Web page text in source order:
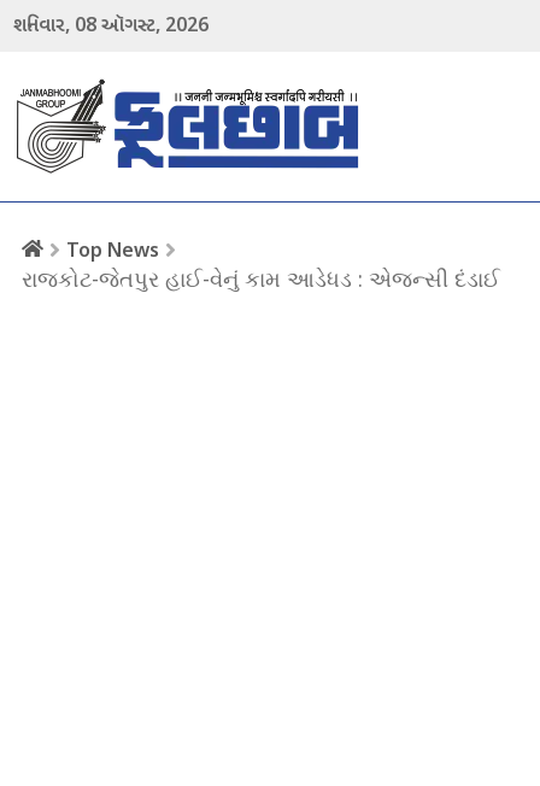
શનિવાર, 08ઑગસ્ટ, 2026
Top News
રાજકોટ-જેતપુર હાઈ-વેનું કામ આડેધડ : એજન્સી દંડાઈ